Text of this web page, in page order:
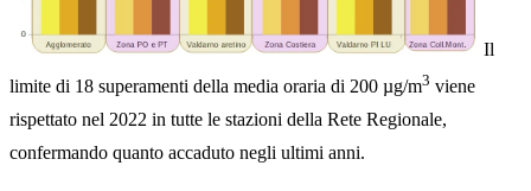
Il
limite di 18 superamenti della media oraria di 200 µg/m3 viene
rispettato nel 2022 in tutte le stazioni della Rete Regionale,
confermando quanto accaduto negli ultimi anni.